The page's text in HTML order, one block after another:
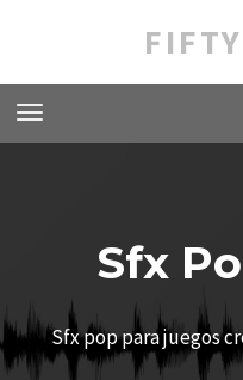
Sfx
Sfx pop para juegos